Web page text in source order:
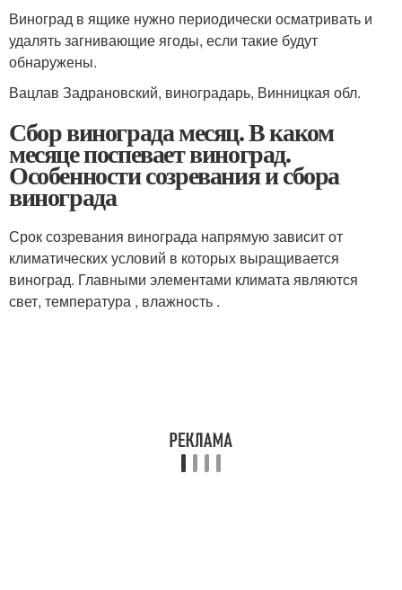
Виноград в ящике нужно периодически осматривать и
удалять загнивающие ягоды, если такие будут
обнаружены.
Вацлав Задрановский, виноградарь, Винницкая обл.
Сбор винограда месяц. В каком
месяце поспевает виноград.
Особенности созревания и сбора
винограда
Срок созревания винограда напрямую зависит от
климатических условий в которых выращивается
виноград. Главными элементами климата являются
свет, температура , влажность .